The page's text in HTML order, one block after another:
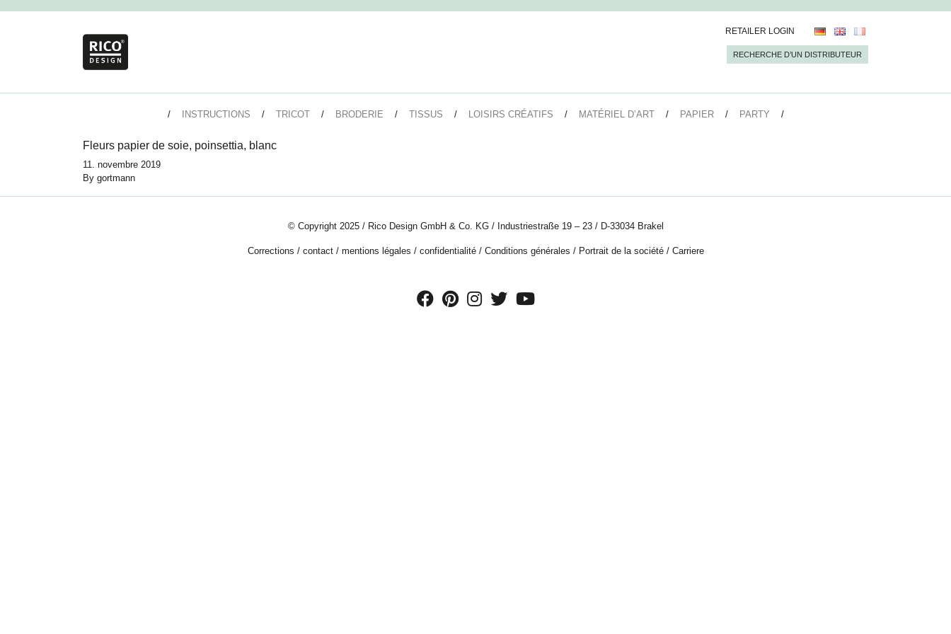
RETAILER LOGIN
RECHERCHE D’UN DISTRIBUTEUR
INSTRUCTIONS TRICOT BRODERIE TISSUS LOISIRS CRÉATIFS MATÉRIEL D’ART PAPIER PARTY
Fleurs papier de soie, poinsettia, blanc
11. novembre 2019
By gortmann
© Copyright 2025 / Rico Design GmbH & Co. KG / Industriestraße 19 – 23 / D-33034 Brakel
Corrections / contact/ mentions légales / confidentialité/ Conditions générales / Portrait de la société/ Carriere